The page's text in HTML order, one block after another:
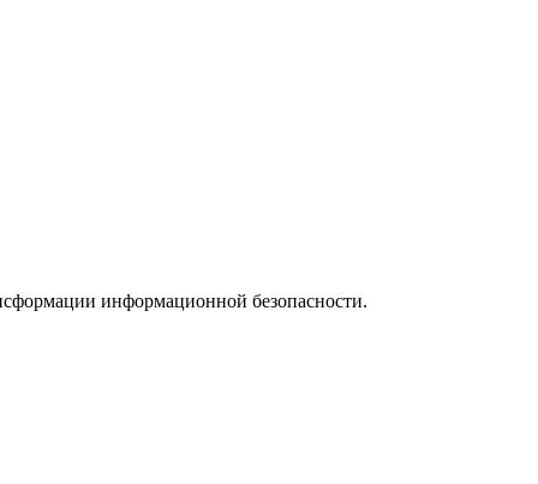
информационной безопасности.